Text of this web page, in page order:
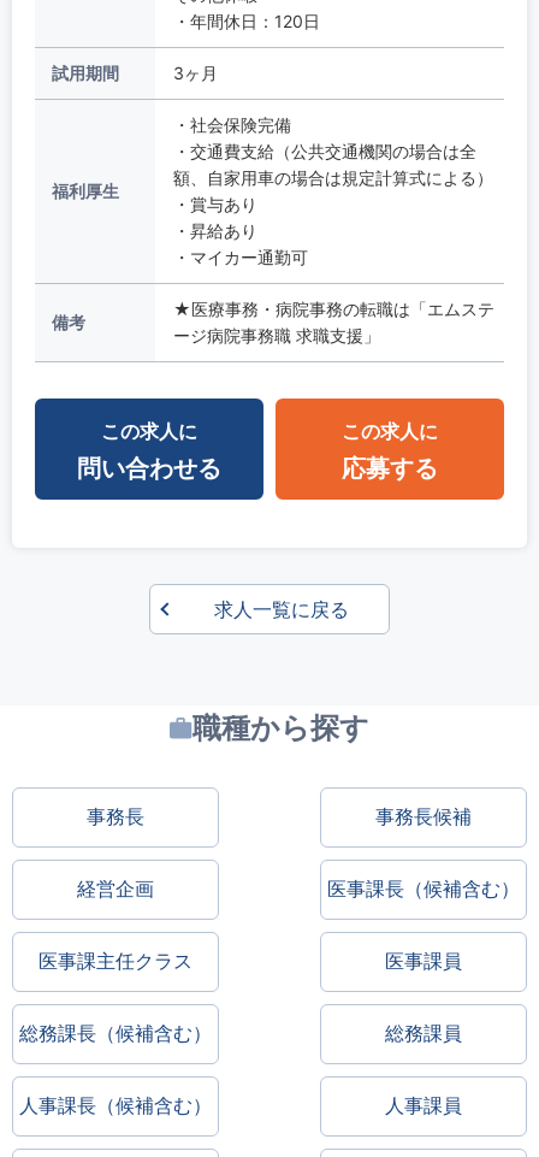
・年間休日：120日
試用期間 3ヶ月
福利厚生
・社会保険完備
・交通費支給（公共交通機関の場合は全
額、自家用車の場合は規定計算式による）
・賞与あり
・昇給あり
・マイカー通勤可
備考
★医療事務・病院事務の転職は「エムステ
ージ病院事務職 求職支援」
この求人に
問い合わせる
この求人に
応募する
求人一覧に戻る
職種から探す
事務長 事務長候補
経営企画 医事課長（候補含む）
医事課主任クラス 医事課員
総務課長（候補含む） 総務課員
人事課長（候補含む） 人事課員